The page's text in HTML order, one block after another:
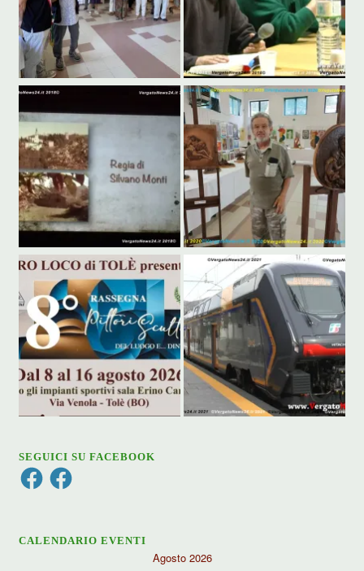
SEGUICI SU FACEBOOK
FacebookFacebook
CALENDARIO EVENTI
Agosto 2026